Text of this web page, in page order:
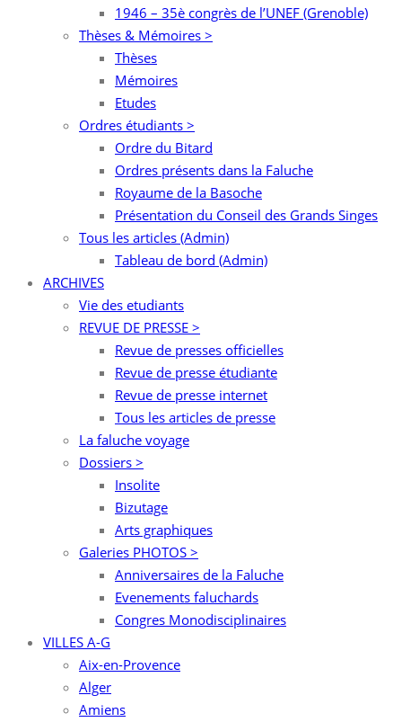
1946 – 35è congrès de l’UNEF (Grenoble)
Thèses & Mémoires >
Thèses
Mémoires
Etudes
Ordres étudiants >
Ordre du Bitard
Ordres présents dans la Faluche
Royaume de la Basoche
Présentation du Conseil des Grands Singes
Tous les articles (Admin)
Tableau de bord (Admin)
ARCHIVES
Vie des etudiants
REVUE DE PRESSE >
Revue de presses officielles
Revue de presse étudiante
Revue de presse internet
Tous les articles de presse
La faluche voyage
Dossiers >
Insolite
Bizutage
Arts graphiques
Galeries PHOTOS >
Anniversaires de la Faluche
Evenements faluchards
Congres Monodisciplinaires
VILLES A-G
Aix-en-Provence
Alger
Amiens